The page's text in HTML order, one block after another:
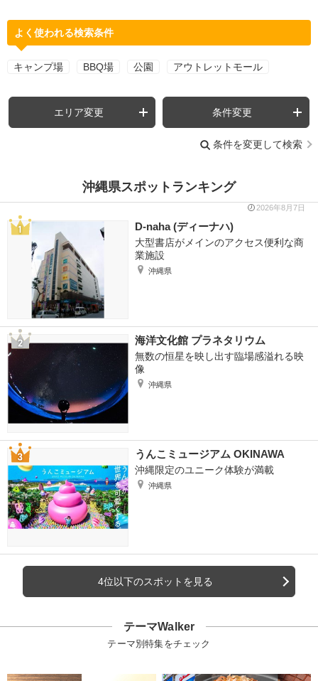
よく使われる検索条件
キャンプ場 BBQ場 公園 アウトレットモール
エリア変更 条件変更
条件を変更して検索
沖縄県スポットランキング
2026年8月7日
D-naha (ディーナハ)
大型書店がメインのアクセス便利な商
業施設
沖縄県
海洋文化館 プラネタリウム
無数の恒星を映し出す臨場感溢れる映
像
沖縄県
うんこミュージアム OKINAWA
沖縄限定のユニーク体験が満載
沖縄県
4位以下のスポットを見る
テーマWalker
テーマ別特集をチェック